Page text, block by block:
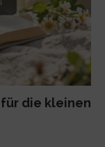
die kleinen